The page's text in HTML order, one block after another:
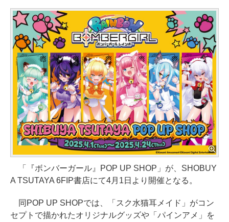
「『ボンバーガール』POP UP SHOP」が、SHOBUY
A TSUTAYA 6FIP書店にて4月1日より開催となる。
同POP UP SHOPでは、「スク水猫耳メイド」がコン
セプトで描かれたオリジナルグッズや「パインアメ」を